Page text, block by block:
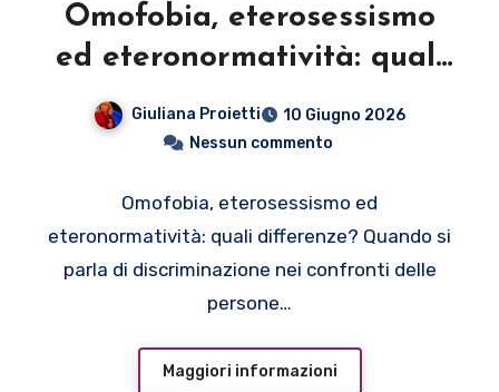
Omofobia, eterosessismo
ed eteronormatività: quali
Giuliana Proietti
10 Giugno 2026
Nessun commento
Omofobia, eterosessismo ed
eteronormatività: quali differenze? Quando si
parla di discriminazione nei confronti delle
persone…
Maggiori informazioni